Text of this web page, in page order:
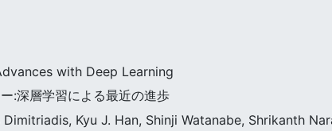
with Deep Learning
:深層学習による最近の進歩
Kyu J. Han, Shinji Watanabe, Shrikanth